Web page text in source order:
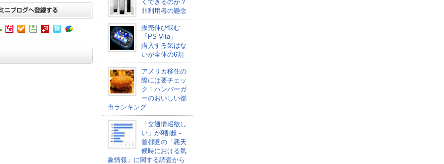
くできるのか？
非利用者の懸念
販売伸び悩む
「PS Vita」
購入する気はな
いが全体の6割
アメリカ移住の
際には要チェッ
ク！ハンバーガ
ーのおいしい都
市ランキング
「交通情報欲し
い」が9割超 -
首都圏の「悪天
候時における気
象情報」に関する調査から